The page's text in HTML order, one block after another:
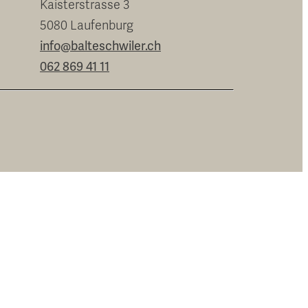
Kaisterstrasse 3
5080 Laufenburg
info@balteschwiler.ch
062 869 41 11